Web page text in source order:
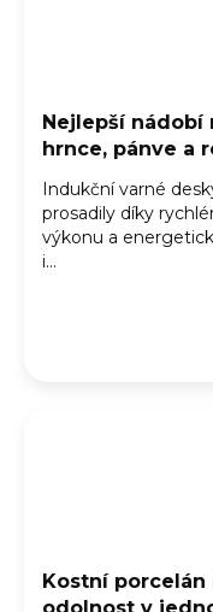
Nejlepší nádobí
hrnce, pánve a
Indukční varné
prosadily díky
výkonu a
i...
Kostní porcelán